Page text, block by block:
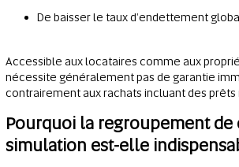
De baisser le taux d’endettement
Accessible aux locataires comme aux
nécessite généralement pas de garantie
contrairement aux rachats incluant des prêts
Pourquoi la regroupement de
simulation est-elle